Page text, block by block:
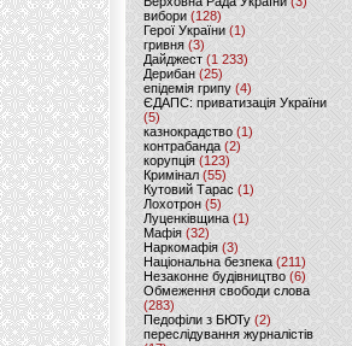
вибори(128)
Герої України(1)
гривня (3)
Дайджест (1 233)
Дерибан (25)
епідемія грипу (4)
ЄДАПС: приватизація України
(5)
казнокрадство (1)
контрабанда (2)
корупція (123)
Кримінал (55)
Кутовий Тарас (1)
Лохотрон(5)
Луценківщина (1)
Мафія (32)
Наркомафія (3)
Національна безпека (211)
Незаконне будівництво(6)
Обмеження свободи слова
(283)
Педофіли з БЮТу (2)
переслідування журналістів